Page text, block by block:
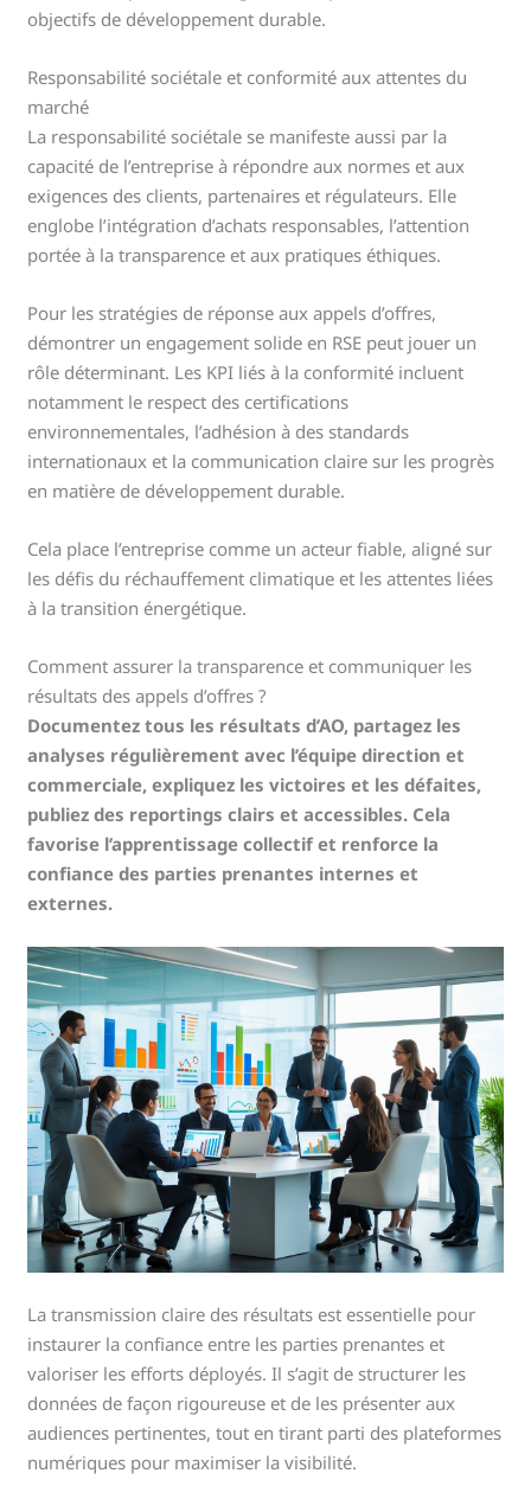
objectifs de développement durable.
Responsabilité sociétale et conformité aux attentes du
marché
La responsabilité sociétale se manifeste aussi par la
capacité de l’entreprise à répondre aux normes et aux
exigences des clients, partenaires et régulateurs. Elle
englobe l’intégration d’achats responsables, l’attention
portée à la transparence et aux pratiques éthiques.
Pour les stratégies de réponse aux appels d’offres,
démontrer un engagement solide en RSE peut jouer un
rôle déterminant. Les KPI liés à la conformité incluent
notamment le respect des certifications
environnementales, l’adhésion à des standards
internationaux et la communication claire sur les progrès
en matière de développement durable.
Cela place l’entreprise comme un acteur fiable, aligné sur
les défis du réchauffement climatique et les attentes liées
à la transition énergétique.
Comment assurer la transparence et communiquer les
résultats des appels d’offres ?
Documentez tous les résultats d’AO, partagez les
analyses régulièrement avec l’équipe direction et
commerciale, expliquez les victoires et les défaites,
publiez des reportings clairs et accessibles. Cela
favorise l’apprentissage collectif et renforce la
confiance des parties prenantes internes et
externes.
La transmission claire des résultats est essentielle pour
instaurer la confiance entre les parties prenantes et
valoriser les efforts déployés. Il s’agit de structurer les
données de façon rigoureuse et de les présenter aux
audiences pertinentes, tout en tirant parti des plateformes
numériques pour maximiser la visibilité.